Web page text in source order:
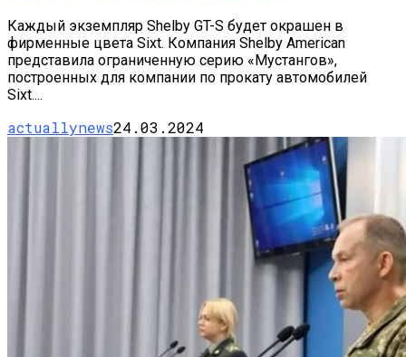
Каждый экземпляр Shelby GT-S будет окрашен в
фирменные цвета Sixt. Компания Shelby American
представила ограниченную серию «Мустангов»,
построенных для компании по прокату автомобилей
Sixt....
actuallynews24.03.2024